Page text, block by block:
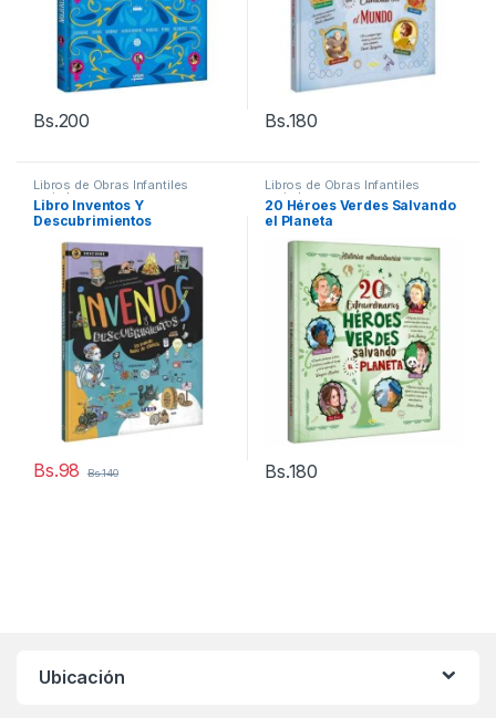
Bs.200 Bs.180
Libros de Obras Infantiles
variadas
Libro Inventos Y
Descubrimientos
Bs.98 Bs.140
Libros de Obras Infantiles
variadas
20 Héroes Verdes Salvando
el Planeta
Bs.180
Ubicación